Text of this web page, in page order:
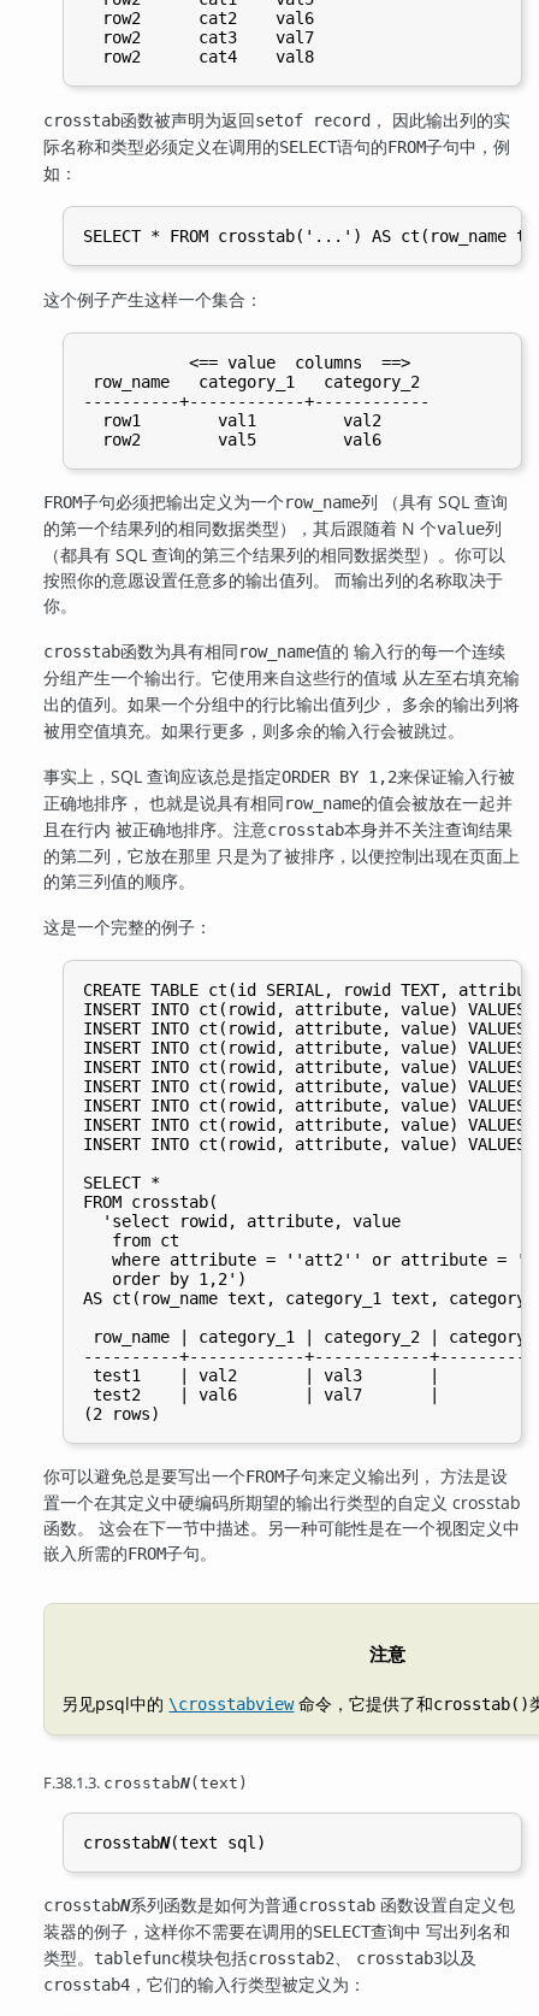
  row2      cat2    val6
  row2      cat3    val7
crosstab函数被声明为返回setof record ， 因此输出列的实
际名称和类型必须定义在调用的SELECT语句的FROM子句中，例
如：
这个例子产生这样一个集合：
           <== value  columns  ==>
row_name   category_1   category_2
----------+------------+------------
  row1        val1         val2
FROM子句必须把输出定义为一个row_name列 （具有 SQL 查询
的第一个结果列的相同数据类型），其后跟随着 N 个value列
（都具有 SQL 查询的第三个结果列的相同数据类型）。你可以
按照你的意愿设置任意多的输出值列。 而输出列的名称取决于
你。
crosstab函数为具有相同row_name值的 输入行的每一个连续
分组产生一个输出行。它使用来自这些行的值域 从左至右填充输
出的值列。如果一个分组中的行比输出值列少， 多余的输出列将
被用空值填充。如果行更多，则多余的输入行会被跳过。
事实上，SQL 查询应该总是指定ORDER BY 1,2来保证输入行被
正确地排序， 也就是说具有相同row_name的值会被放在一起并
且在行内 被正确地排序。注意crosstab本身并不关注查询结果
的第二列，它放在那里 只是为了被排序，以便控制出现在页面上
的第三列值的顺序。
这是一个完整的例子：
CREATE TABLE ct(id SERIAL, rowid TEXT,
INSERT INTO ct(rowid, attribute, value)
INSERT INTO ct(rowid, attribute, value)
INSERT INTO ct(rowid, attribute, value)
INSERT INTO ct(rowid, attribute, value)
INSERT INTO ct(rowid, attribute, value)
INSERT INTO ct(rowid, attribute, value)
INSERT INTO ct(rowid, attribute, value)
INSERT INTO ct(rowid, attribute, value)
SELECT *
FROM crosstab(
  'select rowid, attribute, value
   from ct
where attribute = ''att2'' or attribute =
   order by 1,2')
AS ct(row_name text, category_1 text,
row_name | category_1 | category_2 |
----------+------------+------------
test1    | val2       | val3       |
test2    | val6       | val7       |
你可以避免总是要写出一个FROM子句来定义输出列， 方法是设
置一个在其定义中硬编码所期望的输出行类型的自定义 crosstab
函数。 这会在下一节中描述。另一种可能性是在一个视图定义中
嵌入所需的FROM子句。
注意
另见psql中的\crosstabview命令，它提供了和crosstab()
F.38.1.3. crosstabN(text)
crosstabN
crosstabN系列函数是如何为普通crosstab 函数设置自定义包
装器的例子，这样你不需要在调用的SELECT查询中 写出列名和
类型。
tablefunc模块包括crosstab2、 crosstab3以及
crosstab4 ，它们的输入行类型被定义为：